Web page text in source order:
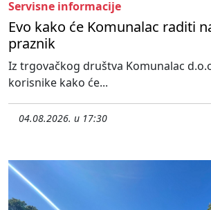
Servisne informacije
Evo kako će Komunalac raditi
praznik
Iz trgovačkog društva Komunalac
korisnike kako će...
04.08.2026. u 17:30